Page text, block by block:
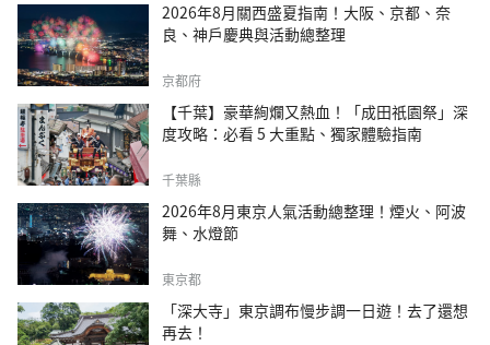
2026年8月關西盛夏指南！大阪、京都、奈
良、神戶慶典與活動總整理
京都府
【千葉】豪華絢爛又熱血！「成田祇園祭」深
度攻略：必看 5 大重點、獨家體驗指南
千葉縣
2026年8月東京人氣活動總整理！煙火、阿波
舞、水燈節
東京都
「深大寺」東京調布慢步調一日遊！去了還想
再去！